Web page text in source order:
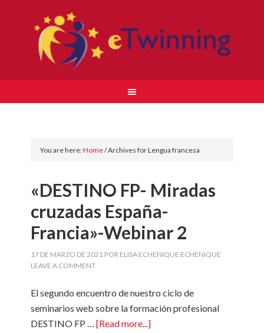
You are here:Home/Archives for Lengua francesa
«DESTINO FP- Miradas
cruzadas España-
Francia»-Webinar 2
17 DE MARZO DE 2021 POR ELISA ECHENIQUE ECHENIQUE
LEAVE A COMMENT
El segundo encuentro de nuestro ciclo de
seminarios web sobre la formación profesional
DESTINO FP …[Read more...]